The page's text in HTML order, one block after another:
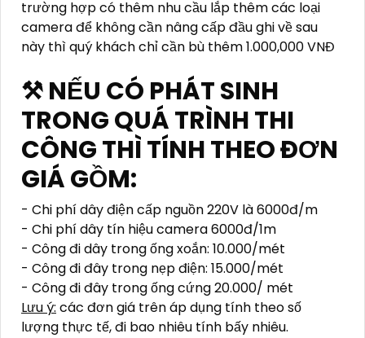
trường hợp có thêm nhu cầu lắp thêm các loại
camera để không cần nâng cấp đầu ghi về sau
này thì quý khách chỉ cần bù thêm 1.000,000 VNĐ
⚒ NẾU CÓ PHÁT SINH
TRONG QUÁ TRÌNH THI
CÔNG THÌ TÍNH THEO ĐƠN
GIÁ GỒM:
- Chi phí dây điện cấp nguồn 220V là 6000đ/m
- Chi phí dây tín hiệu camera 6000đ/1m
- Công đi dây trong ống xoắn: 10.000/mét
- Công đi đây trong nẹp điện: 15.000/mét
- Công đi đây trong ống cứng 20.000/ mét
Lưu ý: các đơn giá trên áp dụng tính theo số
lượng thực tế, đi bao nhiêu tính bấy nhiêu.